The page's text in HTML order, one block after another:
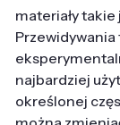
materiały takie
najbardziej
określonej